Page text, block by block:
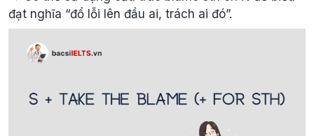
đạt nghĩa “đổ lỗi lên đầu ai, trách ai đó”.